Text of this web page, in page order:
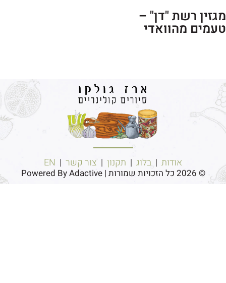
רשת "דן" –
מהוואדי
אודות|בלוג|תקנון|צור קשר|
EN
© 2026 כל הזכויות שמורות | Powered By Adactive